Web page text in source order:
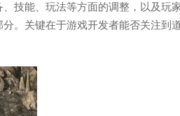
技能、玩法等方面的调整，以及玩
。关键在于游戏开发者能否关注到